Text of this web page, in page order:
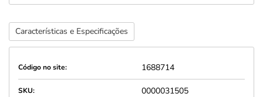
Características e Especificações
Código no site: 1688714
SKU: 0000031505